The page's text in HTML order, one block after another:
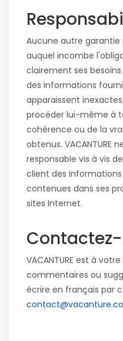
Aucune autre
auquel incombe
clairement ses
des informations
apparaissent
procéder lui-même à
cohérence ou de la
obtenus. VACANTURE
responsable vis à vis
client des
contenues dans ses
sites Internet.
VACANTURE est à
commentaires ou
écrire en français par